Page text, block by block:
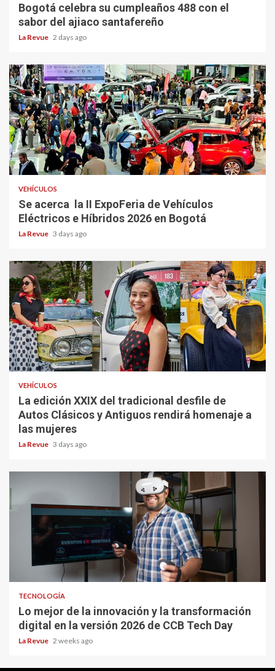
Bogotá celebra su cumpleaños 488 con el
sabor del ajiaco santafereño
La Revue 2 days ago
VEHÍCULOS
Se acerca la II ExpoFeria de Vehículos
Eléctricos e Híbridos 2026 en Bogotá
La Revue 3 days ago
VEHÍCULOS
La edición XXIX del tradicional desfile de
Autos Clásicos y Antiguos rendirá homenaje a
las mujeres
La Revue 3 days ago
TECNOLOGÍA
Lo mejor de la innovación y la transformación
digital en la versión 2026 de CCB Tech Day
La Revue 2 weeks ago